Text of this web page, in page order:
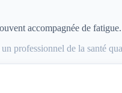
accompagnée de fatigue.
professionnel de la santé